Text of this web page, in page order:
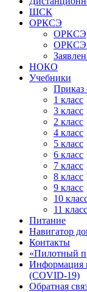
ШСК
ОРКСЭ
ОРКСЭ
ОРКСЭ
НОКО
Учебники
Приказ
1 класс
3 класс
2 класс
4 класс
5 класс
6 класс
7 класс
8 класс
9 класс
10
11 класс
Питание
Навигатор
Контакты
«Пилотный
Информация
(COVID-19)
Обратная